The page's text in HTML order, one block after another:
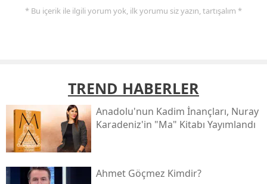
* Bu içerik ile ilgili yorum yok, ilk yorumu siz yazın, tartışalım *
TREND HABERLER
Anadolu'nun Kadim İnançları, Nuray
Karadeniz'in "ma" Kitabı Yayımlandı
Ahmet Göçmez Kimdir?